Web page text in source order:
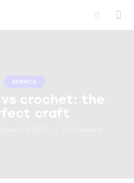
FABRICS
crochet: the
craft